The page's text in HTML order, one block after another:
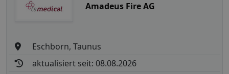
Amadeus Fire AG
Eschborn, Taunus
aktualisiert seit: 08.08.2026